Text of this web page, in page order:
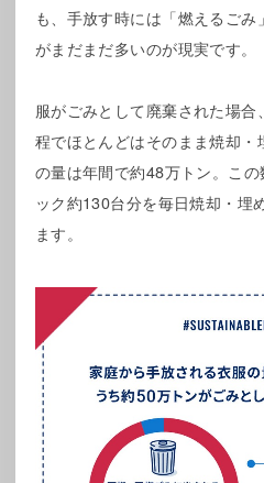
も、手放す時には「燃えるごみ
がまだまだ多いのが現実です。
服がごみとして廃棄された場
程でほとんどはそのまま焼却
の量は年間で約48万トン。こ
ック約130台分を毎日焼却・埋
ます。